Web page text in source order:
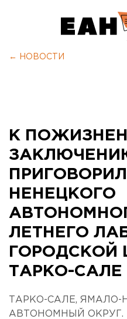
← НОВОСТИ
К
НЕНЕЦКОГО
ЛЕТНЕГО
ТАРКО-
ТАРКО-САЛЕ, ЯМАЛО-
АВТОНОМНЫЙ ОКРУГ.